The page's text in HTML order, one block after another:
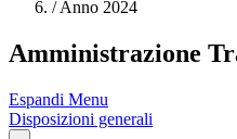
/Anno 2024
Amministrazione
Espandi Menu
Disposizioni generali